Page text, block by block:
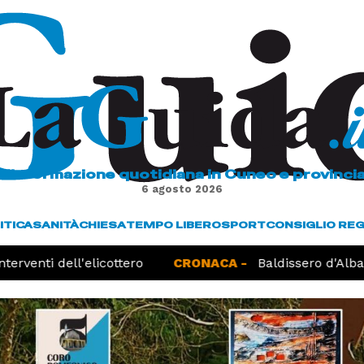
L'informazione quotidiana in Cuneo e
6 agosto 2026
SANITÀCHIESATEMPO LIBEROSPORTCONSIGLIO
dell'elicottero CRONACA - Baldissero d'Alba,